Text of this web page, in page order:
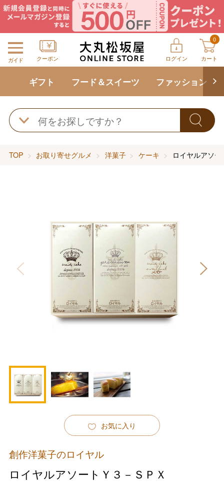
ガイド クーポン ログイン
0
カート
ギフト フード＆スイーツ ファッション
TOP お取り寄せグルメ 洋菓子 ケーキ ロイヤルアソ
お気に入り
創作洋菓子のロイヤル
ロイヤルアソートＹ３－ＳＰＸ